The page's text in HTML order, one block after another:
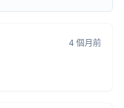
原始素材還是你
用 agent 輔助過技
4 個月前